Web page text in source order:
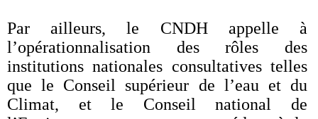
Par ailleurs, le CNDH appelle à
l’opérationnalisation des rôles des
institutions nationales consultatives telles
que le Conseil supérieur de l’eau et du
Climat, et le Conseil national de